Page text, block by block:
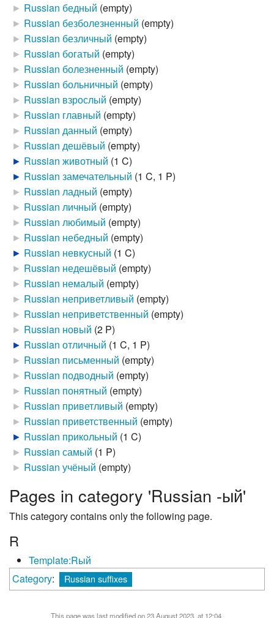
► Russian бедный (empty)
► Russian безболезненный (empty)
► Russian безличный (empty)
► Russian богатый (empty)
► Russian болезненный (empty)
► Russian больничный (empty)
► Russian взрослый (empty)
► Russian главный (empty)
► Russian данный (empty)
► Russian дешёвый (empty)
► Russian животный (1 C)
► Russian замечательный (1 C, 1 P)
► Russian ладный (empty)
► Russian личный (empty)
► Russian любимый (empty)
► Russian небедный (empty)
► Russian невкусный (1 C)
► Russian недешёвый (empty)
► Russian немалый (empty)
► Russian неприветливый (empty)
► Russian неприветственный (empty)
► Russian новый (2 P)
► Russian отличный (1 C, 1 P)
► Russian письменный (empty)
► Russian подводный (empty)
► Russian понятный (empty)
► Russian приветливый (empty)
► Russian приветственный (empty)
► Russian прикольный (1 C)
► Russian самый (1 P)
► Russian учёный (empty)
Pages in category 'Russian -ый'
This category contains only the following page.
R
Template:Rый
Category: Russian suffixes
This page was last modified on 23 August 2023, at 12:04.